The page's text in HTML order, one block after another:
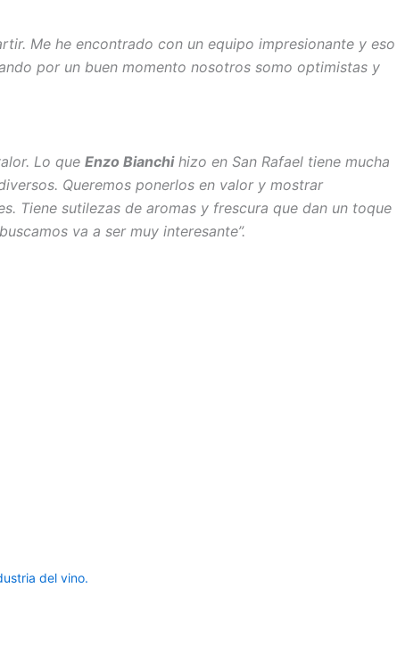
Me he encontrado con un equipo impresionante y eso
por un buen momento nosotros somo optimistas y
Lo que Enzo Bianchihizo en San Rafael tiene mucha
Queremos ponerlos en valor y mostrar
Tiene sutilezas de aromas y frescura que dan un toque
va a ser muy interesante”.
del vino.